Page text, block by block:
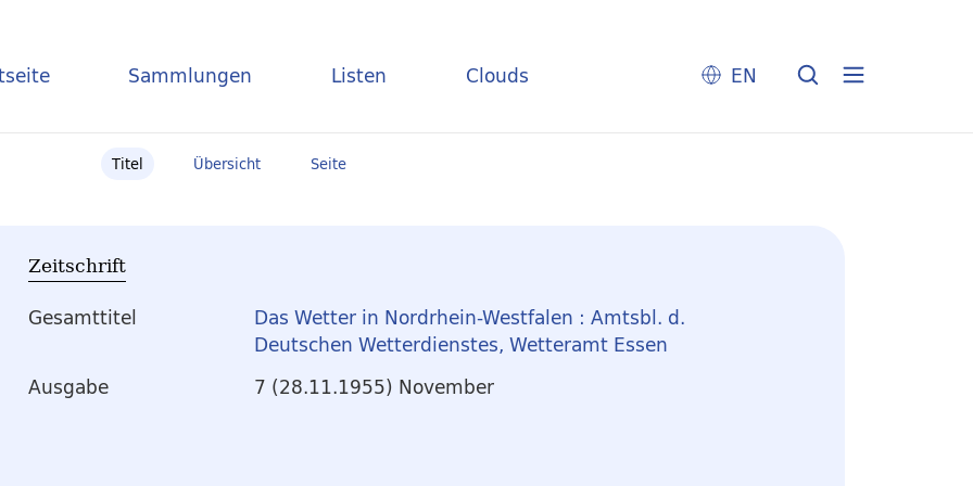
Sammlungen Listen Clouds EN
Titel Übersicht Seite
Zeitschrift
Gesamttitel
Das Wetter in Nordrhein-Westfalen : Amtsbl. d.
Deutschen Wetterdienstes, Wetteramt Essen
Ausgabe
7 (28.11.1955) November